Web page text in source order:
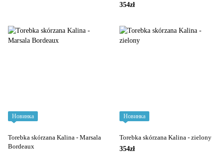
354zł
Новинка
Torebka skórzana Kalina - Marsala
Bordeaux
Новинка
Torebka skórzana Kalina - zielony
354zł